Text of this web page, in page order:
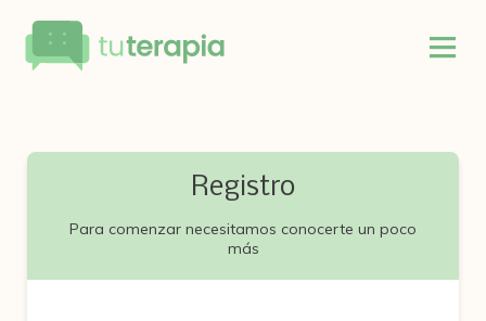
Registro
Para comenzar necesitamos conocerte un poco
más